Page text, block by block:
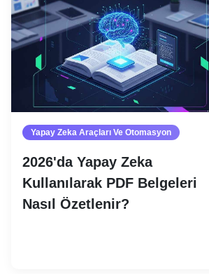
Yapay Zeka Araçları Ve Otomasyon
2026'da Yapay Zeka
Kullanılarak PDF Belgeleri
Nasıl Özetlenir?